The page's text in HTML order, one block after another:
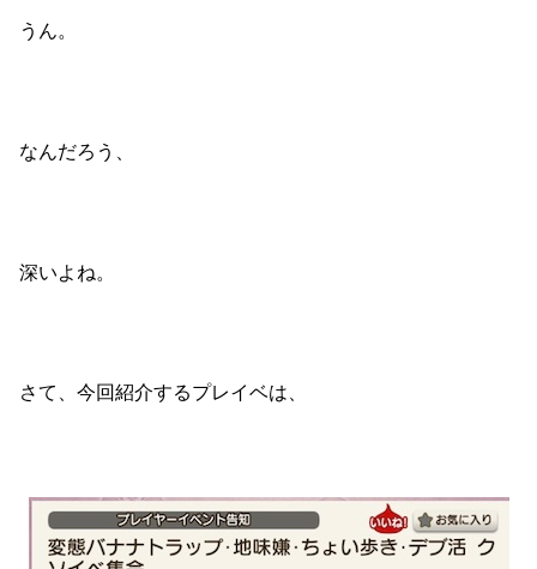
うん。
なんだろう、
深いよね。
さて、今回紹介するプレイベは、